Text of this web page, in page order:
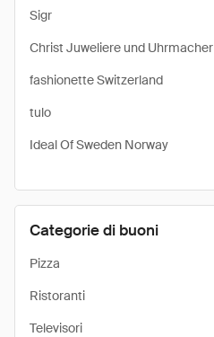
Sigr
Christ Juweliere und Uhrmacher
fashionette Switzerland
tulo
Ideal Of Sweden Norway
Categorie di buoni
Pizza
Ristoranti
Televisori